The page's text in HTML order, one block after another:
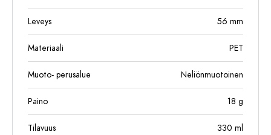
Leveys 56 mm
Materiaali PET
Muoto- perusalue Neliönmuotoinen
Paino 18 g
Tilavuus 330 ml